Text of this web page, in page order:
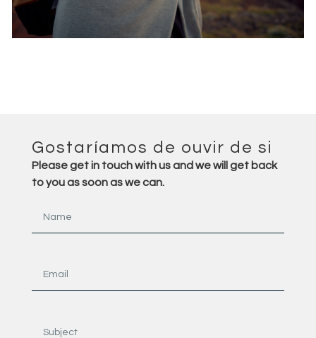
Gostaríamos de ouvir de si
Please get in touch with us and we will get back
to you as soon as we can.